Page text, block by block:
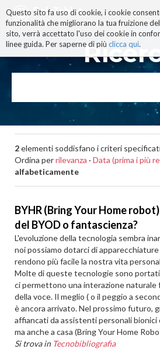
Questo sito fa uso di cookie, i cookie
funzionalità che migliorano la tua fruizione
sito, verrà accettato l'uso dei cookie in
linee guida. Per saperne di più clicca qui.
ai
contenuti.
|
alla
navigazione
2elementi soddisfano i criteri
Ordina perrilevanza · Data (prima i più
alfabeticamente
BYHR (Bring Your Home
del BYOD o fantascienza?
L'evoluzione della tecnologia sembra
noi possiamo dotarci di
rendono più facile la nostra vita
Molte di queste tecnologie sono
ci permettono una interazione
della voce. Il meglio ( o il peggio a
è ancora arrivato. Nel prossimo futuro,
affiancati da assistenti personali
ma anche a casa (Bring Your Home
Si trova in Tecnobibliografia